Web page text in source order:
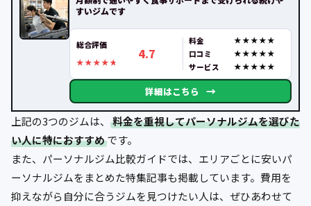
すいジムです
総合評価
4.7
料金
口コミ
サービス
詳細はこちら →
上記の3つのジムは、
料金を重視してパーソナルジムを選びた
い人に特におすすめです。
また、パーソナルジム比較ガイドでは、エリアごとに安いパ
ーソナルジムをまとめた特集記事も掲載しています。費用を
抑えながら自分に合うジムを見つけたい人は、ぜひあわせて